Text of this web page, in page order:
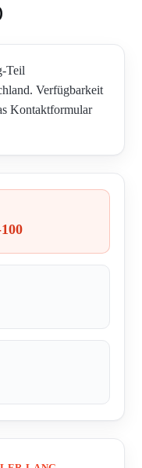
Teil
Verfügbarkeit
Kontaktformular